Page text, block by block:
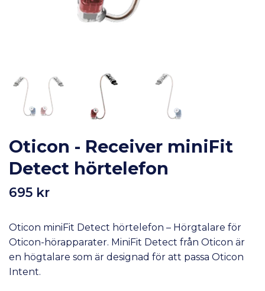
Oticon - Receiver miniFit
Detect hörtelefon
695 kr
Oticon miniFit Detect hörtelefon – Hörgtalare för
Oticon-hörapparater. MiniFit Detect från Oticon är
en högtalare som är designad för att passa Oticon
Intent.